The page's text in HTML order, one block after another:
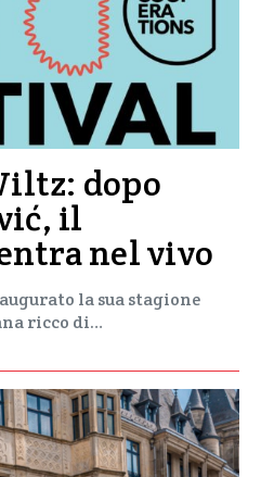
dopo
il
nel vivo
la sua stagione
ricco di…